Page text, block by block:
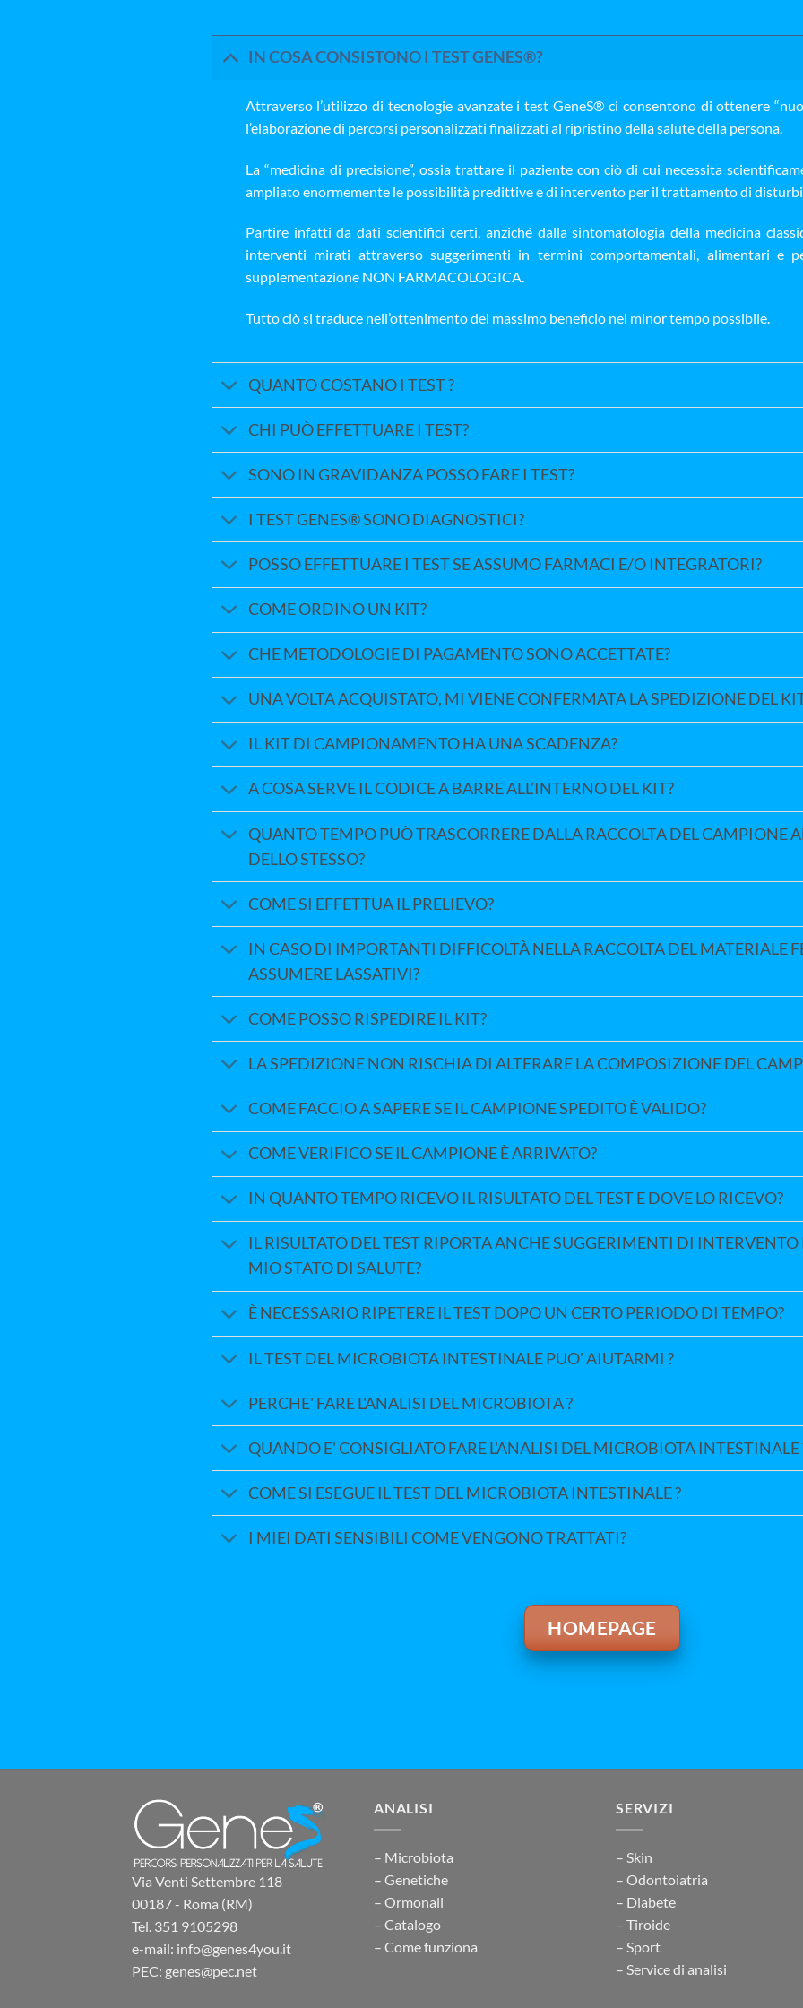
IN COSA CONSISTONO I TEST GENES®?
Attraverso l’utilizzo di tecnologie avanzate i test GeneS® ci consentono di ottenere
l’elaborazione di percorsi personalizzati finalizzati al ripristino della salute della persona.
La “medicina di precisione”, ossia trattare il paziente con ciò di cui necessita
ampliato enormemente le possibilità predittive e di intervento per il trattamento di
Partire infatti da dati scientifici certi, anziché dalla sintomatologia della medicina
interventi mirati attraverso suggerimenti in termini comportamentali, alimentari e
supplementazione NON FARMACOLOGICA.
Tutto ciò si traduce nell’ottenimento del massimo beneficio nel minor tempo possibile.
QUANTO COSTANO I TEST ?
CHI PUÒ EFFETTUARE I TEST?
SONO IN GRAVIDANZA POSSO FARE I TEST?
I TEST GENES® SONO DIAGNOSTICI?
POSSO EFFETTUARE I TEST SE ASSUMO FARMACI E/O INTEGRATORI?
COME ORDINO UN KIT?
CHE METODOLOGIE DI PAGAMENTO SONO ACCETTATE?
UNA VOLTA ACQUISTATO, MI VIENE CONFERMATA LA SPEDIZIONE DEL
IL KIT DI CAMPIONAMENTO HA UNA SCADENZA?
A COSA SERVE IL CODICE A BARRE ALL’INTERNO DEL KIT?
QUANTO TEMPO PUÒ TRASCORRERE DALLA RACCOLTA DEL CAMPIONE
DELLO STESSO?
COME SI EFFETTUA IL PRELIEVO?
IN CASO DI IMPORTANTI DIFFICOLTÀ NELLA RACCOLTA DEL MATERIALE
ASSUMERE LASSATIVI?
COME POSSO RISPEDIRE IL KIT?
LA SPEDIZIONE NON RISCHIA DI ALTERARE LA COMPOSIZIONE DEL
COME FACCIO A SAPERE SE IL CAMPIONE SPEDITO È VALIDO?
COME VERIFICO SE IL CAMPIONE È ARRIVATO?
IN QUANTO TEMPO RICEVO IL RISULTATO DEL TEST E DOVE LO RICEVO?
IL RISULTATO DEL TEST RIPORTA ANCHE SUGGERIMENTI DI
MIO STATO DI SALUTE?
È NECESSARIO RIPETERE IL TEST DOPO UN CERTO PERIODO DI TEMPO?
IL TEST DEL MICROBIOTA INTESTINALE PUO' AIUTARMI ?
PERCHE' FARE L'ANALISI DEL MICROBIOTA ?
QUANDO E' CONSIGLIATO FARE L'ANALISI DEL MICROBIOTA INTESTINALE
COME SI ESEGUE IL TEST DEL MICROBIOTA INTESTINALE ?
I MIEI DATI SENSIBILI COME VENGONO TRATTATI?
HOMEPAGE
Via Venti Settembre 118
00187 - Roma (RM)
Tel. 351 9105298
e-mail: info@genes4you.it
PEC: genes@pec.net
ANALISI
– Microbiota
– Genetiche
– Ormonali
– Catalogo
– Come funziona
SERVIZI
– Skin
– Odontoiatria
– Diabete
– Tiroide
– Sport
– Service di analisi